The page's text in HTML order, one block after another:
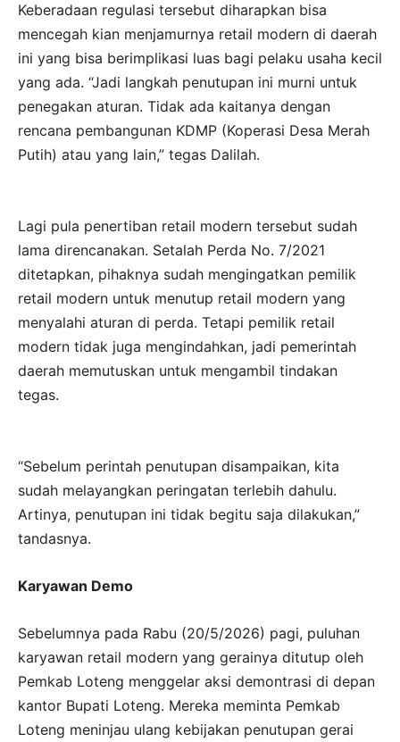
Keberadaan regulasi tersebut diharapkan bisa
mencegah kian menjamurnya retail modern di daerah
ini yang bisa berimplikasi luas bagi pelaku usaha kecil
yang ada. “Jadi langkah penutupan ini murni untuk
penegakan aturan. Tidak ada kaitanya dengan
rencana pembangunan KDMP (Koperasi Desa Merah
Putih) atau yang lain,” tegas Dalilah.
Lagi pula penertiban retail modern tersebut sudah
lama direncanakan. Setalah Perda No. 7/2021
ditetapkan, pihaknya sudah mengingatkan pemilik
retail modern untuk menutup retail modern yang
menyalahi aturan di perda. Tetapi pemilik retail
modern tidak juga mengindahkan, jadi pemerintah
daerah memutuskan untuk mengambil tindakan
tegas.
“Sebelum perintah penutupan disampaikan, kita
sudah melayangkan peringatan terlebih dahulu.
Artinya, penutupan ini tidak begitu saja dilakukan,”
tandasnya.
Karyawan Demo
Sebelumnya pada Rabu (20/5/2026) pagi, puluhan
karyawan retail modern yang gerainya ditutup oleh
Pemkab Loteng menggelar aksi demontrasi di depan
kantor Bupati Loteng. Mereka meminta Pemkab
Loteng meninjau ulang kebijakan penutupan gerai